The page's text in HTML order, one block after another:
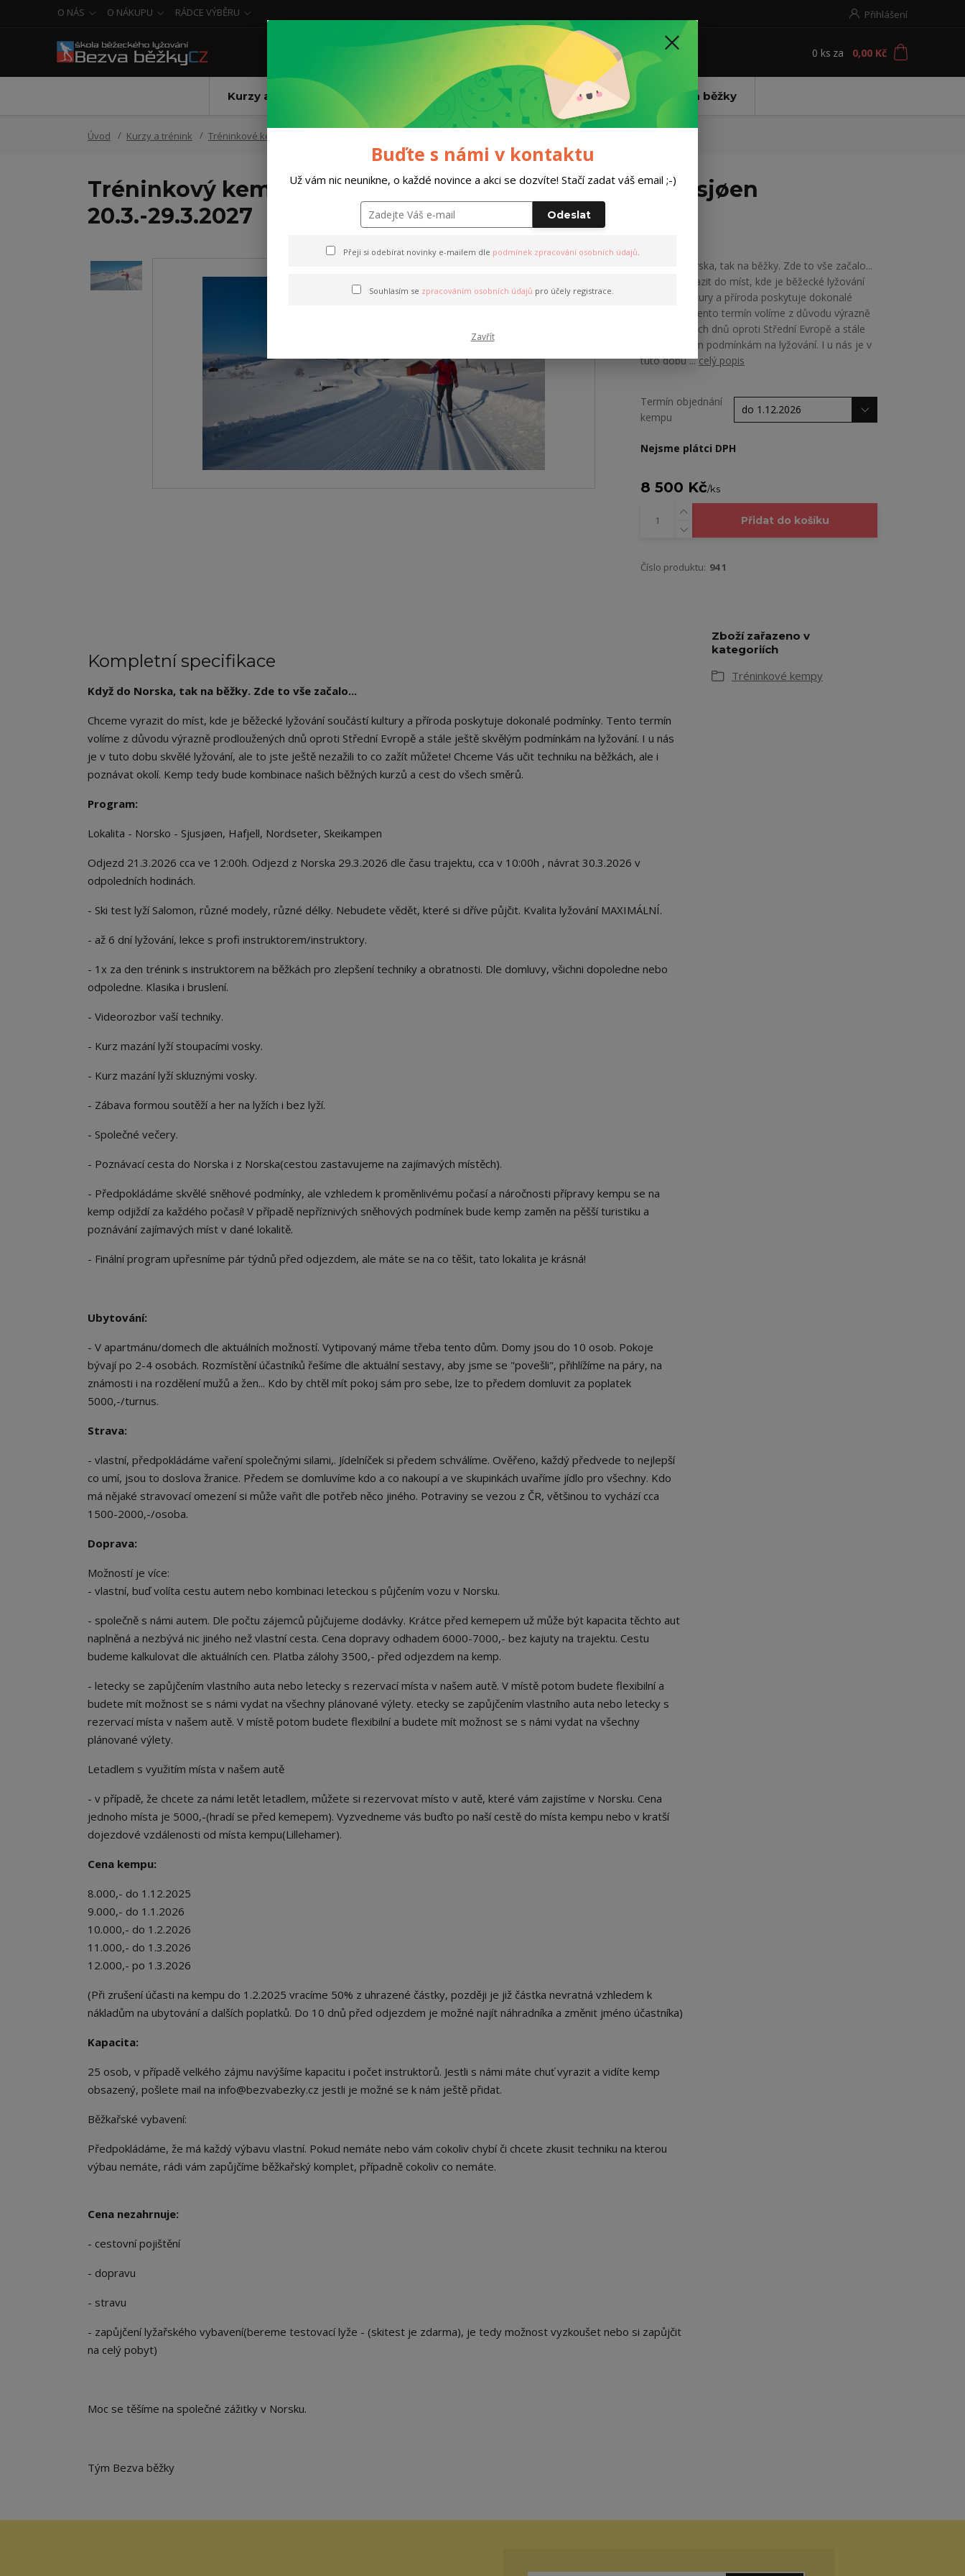
O NÁS O NÁKUPU RÁDCE VÝBĚRU Přihlášení
Hledat 0 ks za 0,00 Kč
Kurzy a trénink Dárkový poukaz HOBBY TEAM Oblečení Bezva běžky
Úvod Kurzy a trénink Tréninkové kempy
Tréninkový kemp Norsko 2027 / Ski test Salomon - Sjusjøen
20.3.-29.3.2027
Když do Norska, tak na běžky. Zde to vše začalo...
Chceme vyrazit do míst, kde je běžecké lyžování
součástí kultury a příroda poskytuje dokonalé
podmínky. Tento termín volíme z důvodu výrazně
prodloužených dnů oproti Střední Evropě a stále
ještě skvělým podmínkám na lyžování. I u nás je v
tuto dobu ...celý popis
Termín objednání
kempu
Nejsme plátci DPH
8 500 Kč/ks
Přidat do košíku
Číslo produktu: 94 1
Kompletní specifikace
Když do Norska, tak na běžky. Zde to vše začalo...
Chceme vyrazit do míst, kde je běžecké lyžování součástí kultury a příroda poskytuje dokonalé podmínky. Tento termín
volíme z důvodu výrazně prodloužených dnů oproti Střední Evropě a stále ještě skvělým podmínkám na lyžování. I u nás
je v tuto dobu skvělé lyžování, ale to jste ještě nezažili to co zažít můžete! Chceme Vás učit techniku na běžkách, ale i
poznávat okolí. Kemp tedy bude kombinace našich běžných kurzů a cest do všech směrů.
Program:
Lokalita - Norsko - Sjusjøen, Hafjell, Nordseter, Skeikampen
Odjezd 21.3.2026 cca ve 12:00h. Odjezd z Norska 29.3.2026 dle času trajektu, cca v 10:00h , návrat 30.3.2026 v
odpoledních hodinách.
- Ski test lyží Salomon, různé modely, různé délky. Nebudete vědět, které si dříve půjčit. Kvalita lyžování MAXIMÁLNÍ.
- až 6 dní lyžování, lekce s profi instruktorem/instruktory.
- 1x za den trénink s instruktorem na běžkách pro zlepšení techniky a obratnosti. Dle domluvy, všichni dopoledne nebo
odpoledne. Klasika i bruslení.
- Videorozbor vaší techniky.
- Kurz mazání lyží stoupacími vosky.
- Kurz mazání lyží skluznými vosky.
- Zábava formou soutěží a her na lyžích i bez lyží.
- Společné večery.
- Poznávací cesta do Norska i z Norska(cestou zastavujeme na zajímavých místěch).
- Předpokládáme skvělé sněhové podmínky, ale vzhledem k proměnlivému počasí a náročnosti přípravy kempu se na
kemp odjiždí za každého počasí! V případě nepříznivých sněhových podmínek bude kemp zaměn na pěšší turistiku a
poznávání zajímavých míst v dané lokalitě.
- Finální program upřesníme pár týdnů před odjezdem, ale máte se na co těšit, tato lokalita je krásná!
Ubytování:
- V apartmánu/domech dle aktuálních možností. Vytipovaný máme třeba tento dům. Domy jsou do 10 osob. Pokoje
bývají po 2-4 osobách. Rozmístění účastníků řešíme dle aktuální sestavy, aby jsme se "povešli", přihlížíme na páry, na
známosti i na rozdělení mužů a žen... Kdo by chtěl mít pokoj sám pro sebe, lze to předem domluvit za poplatek
5000,-/turnus.
Strava:
- vlastní, předpokládáme vaření společnými silami,. Jídelníček si předem schválíme. Ověřeno, každý předvede to nejlepší
co umí, jsou to doslova žranice. Předem se domluvíme kdo a co nakoupí a ve skupinkách uvaříme jídlo pro všechny. Kdo
má nějaké stravovací omezení si může vařit dle potřeb něco jiného. Potraviny se vezou z ČR, většinou to vychází cca
1500-2000,-/osoba.
Doprava:
Možností je více:
- vlastní, buď volíta cestu autem nebo kombinaci leteckou s půjčením vozu v Norsku.
- společně s námi autem. Dle počtu zájemců půjčujeme dodávky. Krátce před kemepem už může být kapacita těchto aut
naplněná a nezbývá nic jiného než vlastní cesta. Cena dopravy odhadem 6000-7000,- bez kajuty na trajektu. Cestu
budeme kalkulovat dle aktuálních cen. Platba zálohy 3500,- před odjezdem na kemp.
- letecky se zapůjčením vlastního auta nebo letecky s rezervací místa v našem autě. V místě potom budete flexibilní a
budete mít možnost se s námi vydat na všechny plánované výlety. etecky se zapůjčením vlastního auta nebo letecky s
rezervací místa v našem autě. V místě potom budete flexibilní a budete mít možnost se s námi vydat na všechny
plánované výlety.
Letadlem s využitím místa v našem autě
- v případě, že chcete za námi letět letadlem, můžete si rezervovat místo v autě, které vám zajistíme v Norsku. Cena
jednoho místa je 5000,-(hradí se před kemepem). Vyzvedneme vás buďto po naší cestě do místa kempu nebo v kratší
dojezdové vzdálenosti od místa kempu(Lillehamer).
Cena kempu:
8.000,- do 1.12.2025
9.000,- do 1.1.2026
10.000,- do 1.2.2026
11.000,- do 1.3.2026
12.000,- po 1.3.2026
(Při zrušení účasti na kempu do 1.2.2025 vracíme 50% z uhrazené částky, později je již částka nevratná vzhledem k
nákladům na ubytování a dalších poplatků. Do 10 dnů před odjezdem je možné najít náhradníka a změnit jméno účastníka)
Kapacita:
25 osob, v případě velkého zájmu navýšíme kapacitu i počet instruktorů. Jestli s námi máte chuť vyrazit a vidíte kemp
obsazený, pošlete mail na info@bezvabezky.cz jestli je možné se k nám ještě přidat.
Běžkařské vybavení:
Předpokládáme, že má každý výbavu vlastní. Pokud nemáte nebo vám cokoliv chybí či chcete zkusit techniku na kterou
výbau nemáte, rádi vám zapůjčíme běžkařský komplet, případně cokoliv co nemáte.
Cena nezahrnuje:
- cestovní pojištění
- dopravu
- stravu
- zapůjčení lyžařského vybavení(bereme testovací lyže - (skitest je zdarma), je tedy možnost vyzkoušet nebo si zapůjčit
na celý pobyt)
Moc se těšíme na společné zážitky v Norsku.
Tým Bezva běžky
Zboží zařazeno v
kategoriích
Tréninkové kempy
Buďte s námi v kontaktu
Už vám nic neunikne, o každé novince a akci se dozvíte! Stačí zadat váš email ;-)
Odeslat
Přeji si odebírat novinky e-mailem dle podmínek zpracování osobních údajů.
Souhlasím se zpracováním osobních údajů pro účely registrace.
Zavřít